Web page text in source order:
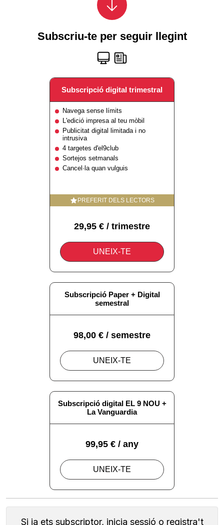
Si ja ets subscriptor, inicia sessió o registra't